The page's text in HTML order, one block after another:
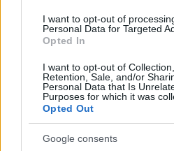
I want to opt-out of
Personal Data for Targeted
Opted In
I want to opt-out of
Retention, Sale, and/or
Personal Data that Is
Purposes for which it was
Opted Out
Google consents